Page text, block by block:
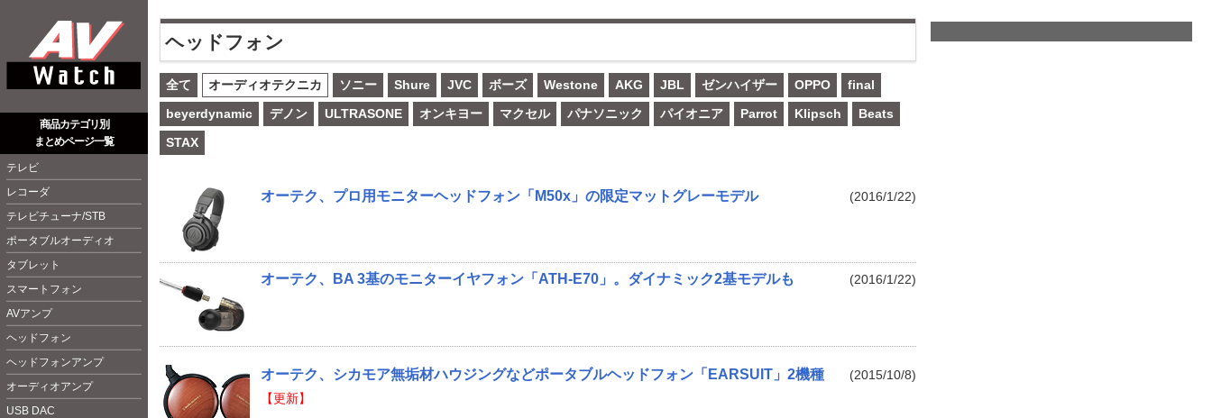
ヘッドフォン
全て オーディオテクニカ ソニー Shure JVC ボーズ Westone AKG JBL ゼンハイザー OPPO
final
beyerdynamic
デノン ULTRASONE オンキヨー マクセル パナソニック パイオニア Parrot Klipsch
Beats
STAX
(2016/1/22)
オーテク、プロ用モニターヘッドフォン「M50x」の限定マットグレーモデル
(2016/1/22)
オーテク、BA 3基のモニターイヤフォン「ATH-E70」。ダイナミック2基モデルも
(2015/10/8)
オーテク、シカモア無垢材ハウジングなどポータブルヘッドフォン「EARSUIT」2機種
【更新】
商品カテゴリ別
まとめページ一覧
テレビ
レコーダ
テレビチューナ/STB
ポータブルオーディオ
タブレット
スマートフォン
AVアンプ
ヘッドフォン
ヘッドフォンアンプ
オーディオアンプ
USB DAC